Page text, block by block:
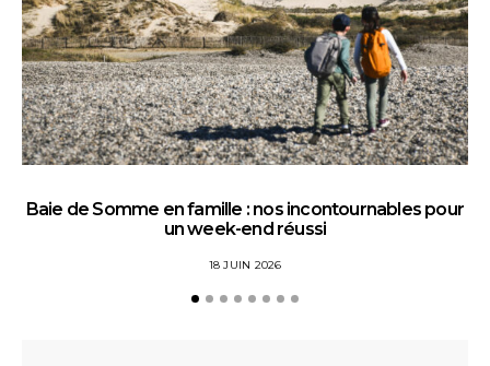
Baie de Somme en famille : nos incontournables pour
un week-end réussi
18 JUIN 2026